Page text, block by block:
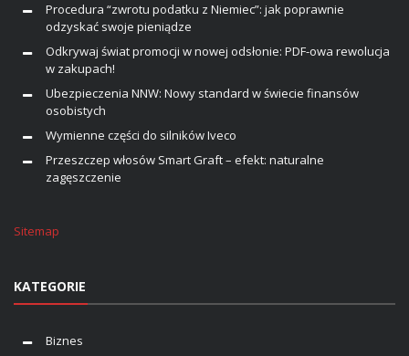
Procedura “zwrotu podatku z Niemiec”: jak poprawnie
odzyskać swoje pieniądze
Odkrywaj świat promocji w nowej odsłonie: PDF-owa rewolucja
w zakupach!
Ubezpieczenia NNW: Nowy standard w świecie finansów
osobistych
Wymienne części do silników Iveco
Przeszczep włosów Smart Graft – efekt: naturalne
zagęszczenie
Sitemap
KATEGORIE
Biznes